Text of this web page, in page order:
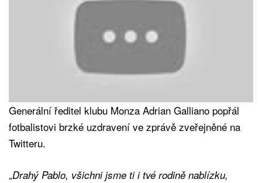
Generální ředitel klubu Monza Adrian Galliano popřál
fotbalistovi brzké uzdravení ve zprávě zveřejněné na
Twitteru.
„Drahý Pablo, všichni jsme ti i tvé rodině nablízku,